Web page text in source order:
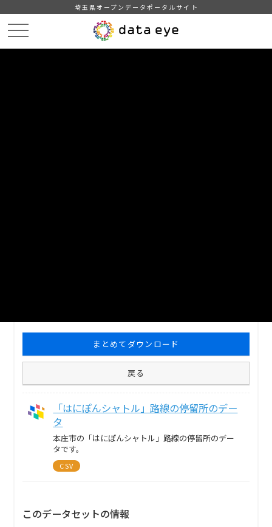
埼玉県オープンデータポータルサイト
まとめてダウンロード
戻る
「はにぽんシャトル」路線の停留所のデー
タ
本庄市の「はにぽんシャトル」路線の停留所のデー
タです。
CSV
このデータセットの情報